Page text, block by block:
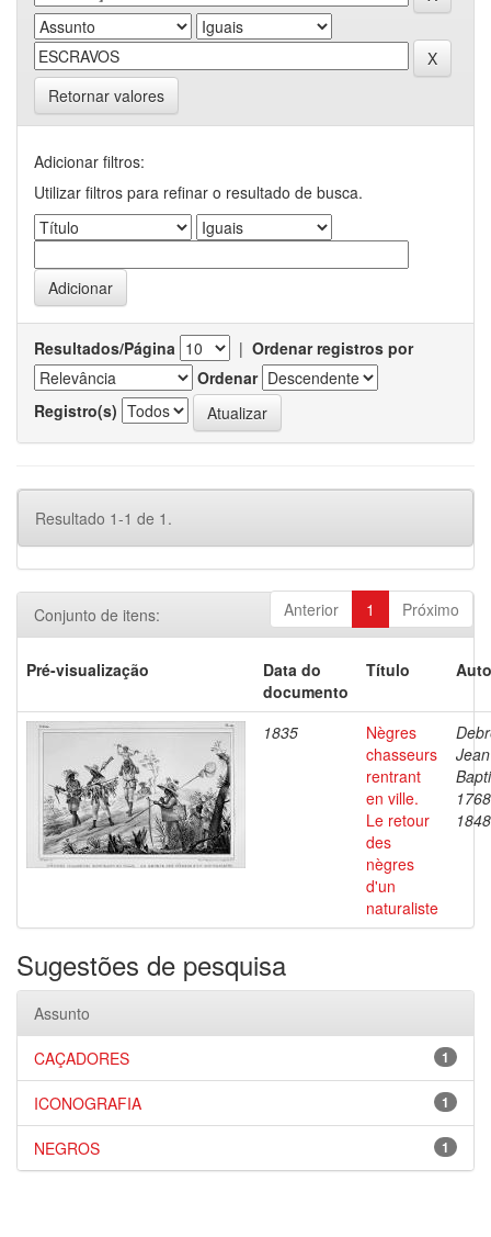
Retornar valores
Adicionar filtros:
Utilizar filtros para refinar o resultado de busca.
Resultados/Página | Ordenar registros por
Ordenar
Registro(s)
Resultado 1-1 de 1.
Anterior 1 Próximo
Conjunto de itens:
Pré-visualização
Data do
documento
Título
1835
Nègres
chasseurs
rentrant
en ville.
Le retour
des
nègres
d'un
naturaliste
Jean
1848
Sugestões de pesquisa
Assunto
1
CAÇADORES
1
ICONOGRAFIA
1
NEGROS